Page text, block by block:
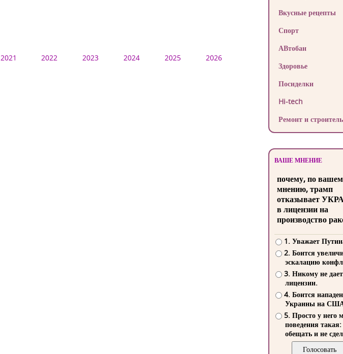
2021 2022 2023 2024 2025
2026
Вкусные рецепты
Спорт
АВтобан
Здоровье
Посиделки
Hi-tech
Ремонт и
ВАШЕ МНЕНИЕ
почему, по
мнению, трамп
отказывает
в лицензии на
производство
1. Уважает
2. Боится
эскалацию
3. Никому не
лицензии.
4. Боится
Украины на
5. Просто у него
поведения такая:
обещать и не